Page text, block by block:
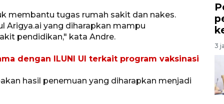
membantu tugas rumah sakit dan nakes.
Arigya.ai yang diharapkan mampu
pendidikan," kata Andre.
dengan ILUNI UI terkait program vaksinasi
hasil penemuan yang diharapkan menjadi
3